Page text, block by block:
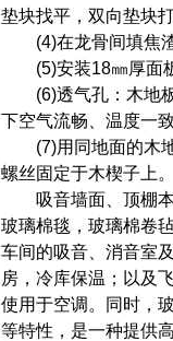
垫块找平，双向垫块
(4)在龙骨间填焦渣
(5)安装18㎜厚面
(6)透气孔：木地板
下空气流畅、温度一致
(7)用同地面的木地
螺丝固定于木楔子上。
吸音墙面、顶棚本
玻璃棉毯，玻璃棉卷
车间的吸音、消音室
房，冷库保温；以及
使用于空调。同时，
等特性，是一种提供